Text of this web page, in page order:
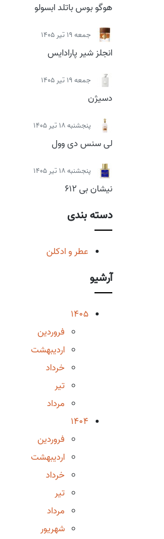
هوگو بوس باتلد ابسولو
جمعه 19 تیر 1405
انجلز شیر پارادایس
جمعه 19 تیر 1405
دسیژن
پنجشنبه 18 تیر 1405
لی سنس دی وول
پنجشنبه 18 تیر 1405
نیشان بی 612
دسته بندی
عطر و ادکلن
آرشیو
1405
فروردین
اردیبهشت
خرداد
تیر
مرداد
1404
فروردین
اردیبهشت
خرداد
تیر
مرداد
شهریور